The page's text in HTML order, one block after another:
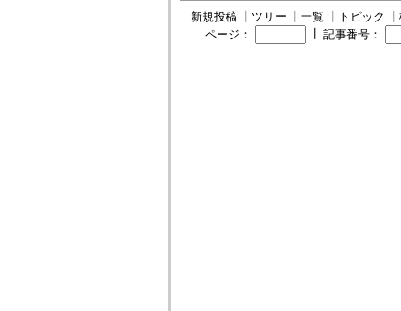
新規投稿 ツリー 一覧 トピック
ページ：
記事番号：